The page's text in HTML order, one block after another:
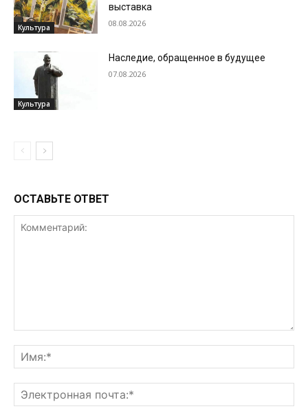
Культура
выставка
08.08.2026
Культура
Наследие, обращенное в будущее
07.08.2026
ОСТАВЬТЕ ОТВЕТ